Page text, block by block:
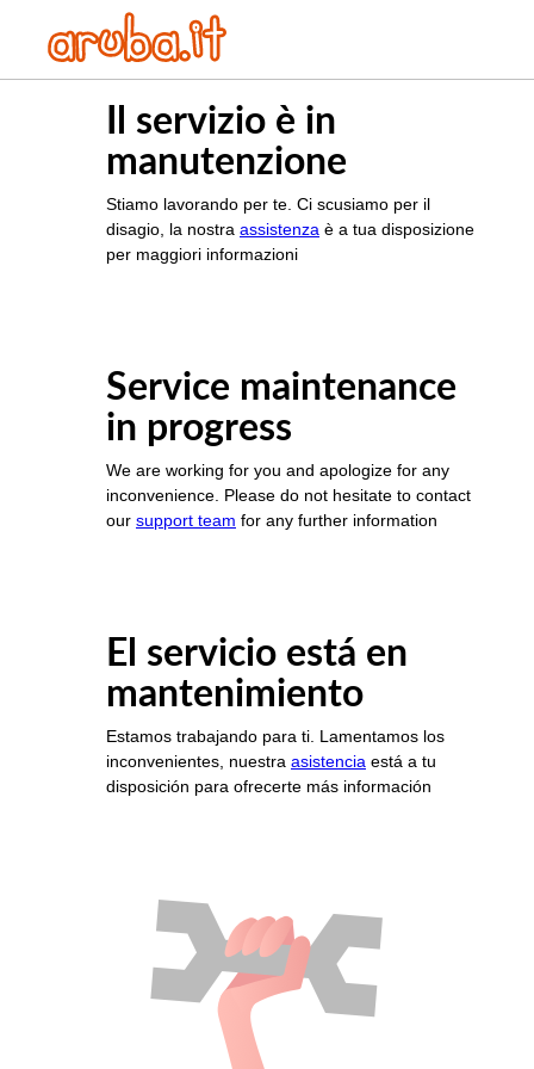
Il servizio è in
manutenzione
Stiamo lavorando per te. Ci scusiamo per il
disagio, la nostra assistenza è a tua disposizione
per maggiori informazioni
Service maintenance
in progress
We are working for you and apologize for any
inconvenience. Please do not hesitate to contact
our support team for any further information
El servicio está en
mantenimiento
Estamos trabajando para ti. Lamentamos los
inconvenientes, nuestra asistencia está a tu
disposición para ofrecerte más información